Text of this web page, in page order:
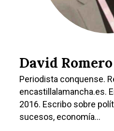
David Romero
Periodista conquense.
encastillalamancha.es.
2016. Escribo sobre
sucesos, economía…